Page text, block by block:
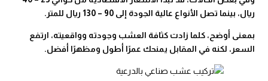
ريال، بينما تصل الأنواع عالية الجودة إلى 90 – 130 ريال للمتر.
بمعنى أوضح، كلما زادت كثافة العشب وجودته وواقعيته، ارتفع
السعر، لكنه في المقابل يمنحك عمرًا أطول ومظهرًا أفضل.